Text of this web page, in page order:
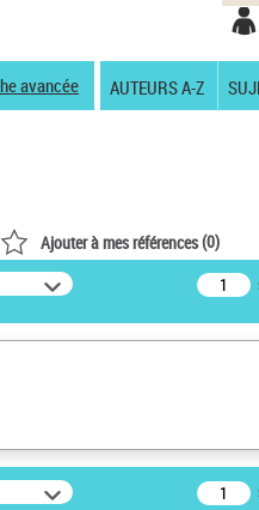
avancée AUTEURS A-Z
Ajouter à mes références(0)